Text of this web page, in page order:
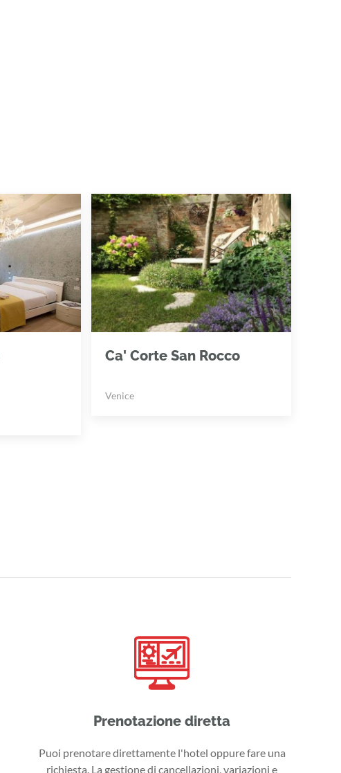
Ca' Corte San Rocco
Venice
Prenotazione diretta
Puoi prenotare direttamente l'hotel oppure fare una
richiesta. La gestione di cancellazioni, variazioni e